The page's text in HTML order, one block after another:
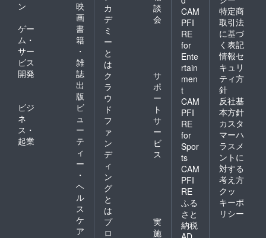
ン
映
画
ゲー
ム・
サー
ビス
開発
書
籍
・
雑
誌
出
版
ビジ
ネ
ス・
起業
ビ
ュ
ー
テ
ィ
ー
・
ヘ
ル
ス
ケ
ア
カ
デ
ミ
ー
と
は
談
会
ク
ラ
ウ
ド
フ
ァ
ン
デ
ィ
ン
グ
と
は
サ
ポ
ー
ト
サ
ー
ビ
ス
プ
ロ
実
施
CAM
PFI
RE
for
Ente
rtain
men
t
CAM
PFI
RE
for
Spor
ts
CAM
PFI
RE
ふる
さと
納税
特定商
取引法
に基づ
く表記
情報セ
キュリ
ティ方
針
反社基
本方針
カスタ
マーハ
ラスメ
ントに
対する
考え方
クッ
キーポ
リシー